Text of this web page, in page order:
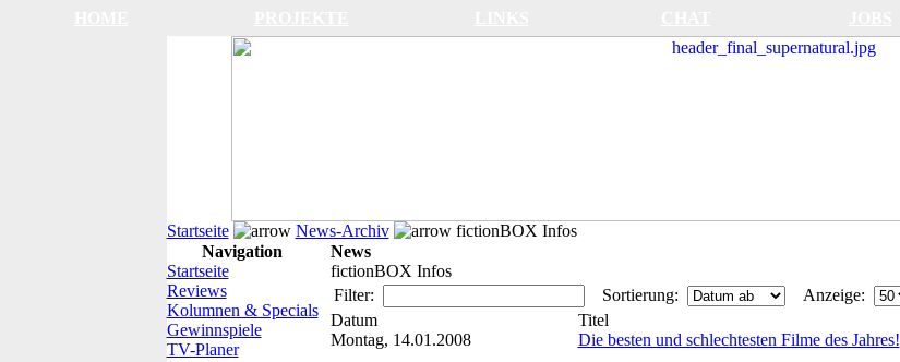
Startseite News-Archiv
fictionBOX Infos
Navigation
Startseite
Reviews
Kolumnen & Specials
Gewinnspiele
TV-Planer
News
fictionBOX Infos
Filter:
Sortierung:
Anzeige:
Datum
Titel
Montag, 14.01.2008
Die besten und schlechtesten Filme des Jahres!